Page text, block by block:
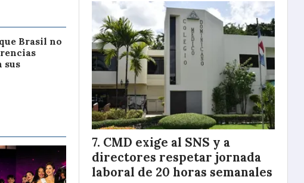
Brasil no
sus
CMD exige al SNS y a
directores respetar jornada
laboral de 20 horas semanales